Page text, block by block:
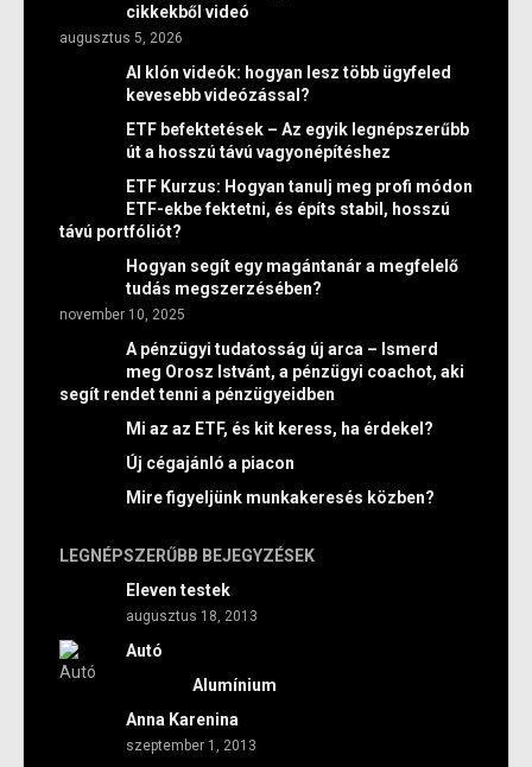
cikkekből videó
augusztus 5, 2026
AI klón videók: hogyan lesz több ügyfeled
kevesebb videózással?
ETF befektetések – Az egyik legnépszerűbb
út a hosszú távú vagyonépítéshez
ETF Kurzus: Hogyan tanulj meg profi módon
ETF-ekbe fektetni, és építs stabil, hosszú
távú portfóliót?
Hogyan segít egy magántanár a megfelelő
tudás megszerzésében?
november 10, 2025
A pénzügyi tudatosság új arca – Ismerd
meg Orosz Istvánt, a pénzügyi coachot, aki
segít rendet tenni a pénzügyeidben
Mi az az ETF, és kit keress, ha érdekel?
Új cégajánló a piacon
Mire figyeljünk munkakeresés közben?
LEGNÉPSZERŰBB BEJEGYZÉSEK
Eleven testek
augusztus 18, 2013
Autó
Alumínium
Anna Karenina
szeptember 1, 2013